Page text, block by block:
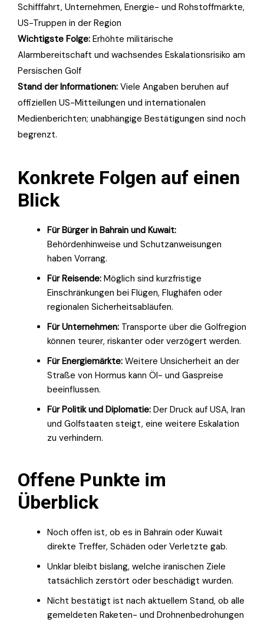
Schifffahrt, Unternehmen, Energie- und Rohstoffmärkte,
US-Truppen in der Region
Wichtigste Folge: Erhöhte militärische
Alarmbereitschaft und wachsendes Eskalationsrisiko am
Persischen Golf
Stand der Informationen: Viele Angaben beruhen auf
offiziellen US-Mitteilungen und internationalen
Medienberichten; unabhängige Bestätigungen sind noch
begrenzt.
Konkrete Folgen auf einen
Blick
Für Bürger in Bahrain und Kuwait:
Behördenhinweise und Schutzanweisungen
haben Vorrang.
Für Reisende: Möglich sind kurzfristige
Einschränkungen bei Flügen, Flughäfen oder
regionalen Sicherheitsabläufen.
Für Unternehmen: Transporte über die Golfregion
können teurer, riskanter oder verzögert werden.
Für Energiemärkte: Weitere Unsicherheit an der
Straße von Hormus kann Öl- und Gaspreise
beeinflussen.
Für Politik und Diplomatie: Der Druck auf USA, Iran
und Golfstaaten steigt, eine weitere Eskalation
zu verhindern.
Offene Punkte im
Überblick
Noch offen ist, ob es in Bahrain oder Kuwait
direkte Treffer, Schäden oder Verletzte gab.
Unklar bleibt bislang, welche iranischen Ziele
tatsächlich zerstört oder beschädigt wurden.
Nicht bestätigt ist nach aktuellem Stand, ob alle
gemeldeten Raketen- und Drohnenbedrohungen